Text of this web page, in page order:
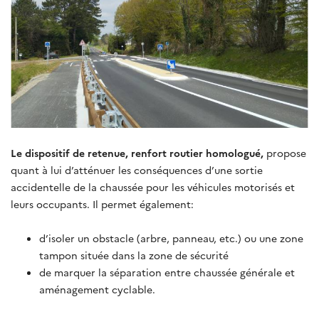
Le dispositif de retenue, renfort routier homologué, propose
quant à lui d’atténuer les conséquences d’une sortie
accidentelle de la chaussée pour les véhicules motorisés et
leurs occupants. Il permet également:
d’isoler un obstacle (arbre, panneau, etc.) ou une zone
tampon située dans la zone de sécurité
de marquer la séparation entre chaussée générale et
aménagement cyclable.